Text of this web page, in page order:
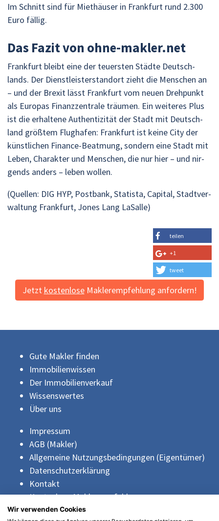
Im Schnitt sind für Miet­häu­ser in Frank­furt rund 2.300
Euro fäl­lig.
Das Fazit von ohne-mak­ler.net
Frank­furt bleibt eine der teu­ers­ten Städ­te Deutsch­
lands. Der Dienst­leis­ter­stand­ort zieht die Men­schen an
– und der Brex­it lässt Frank­furt vom neuen Dreh­punkt
als Eu­ro­pas Fi­nanz­zen­tra­le träu­men. Ein wei­te­res Plus
ist die er­hal­te­ne Au­then­ti­zi­tät der Stadt mit Deutsch­
land größ­tem Flug­ha­fen: Frank­furt ist keine City der
künst­li­chen Fi­nan­ce-Be­at­mung, son­dern eine Stadt mit
Leben, Cha­rak­ter und Men­schen, die nur hier – und nir­
gends an­ders – leben wol­len.
(Quel­len: DIG HYP, Post­bank, Sta­tis­ta, Ca­pi­tal, Stadt­ver­
wal­tung Frank­furt, Jones Lang La­Sal­le)
tei­len
+1
tweet
Jetzt kos­ten­lo­seMak­ler­emp­feh­lung an­for­dern!
Gute Makler finden
Immobilienwissen
Der Immobilienverkauf
Wissenswertes
Über uns
Impressum
AGB (Makler)
Allgemeine Nutzungsbedingungen (Eigentümer)
Datenschutzerklärung
Kontakt
Kostenlose Maklerempfehlung
Wir verwenden Cookies